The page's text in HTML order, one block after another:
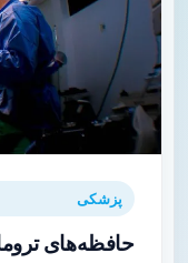
پزشکی
حافظه‌های تروما